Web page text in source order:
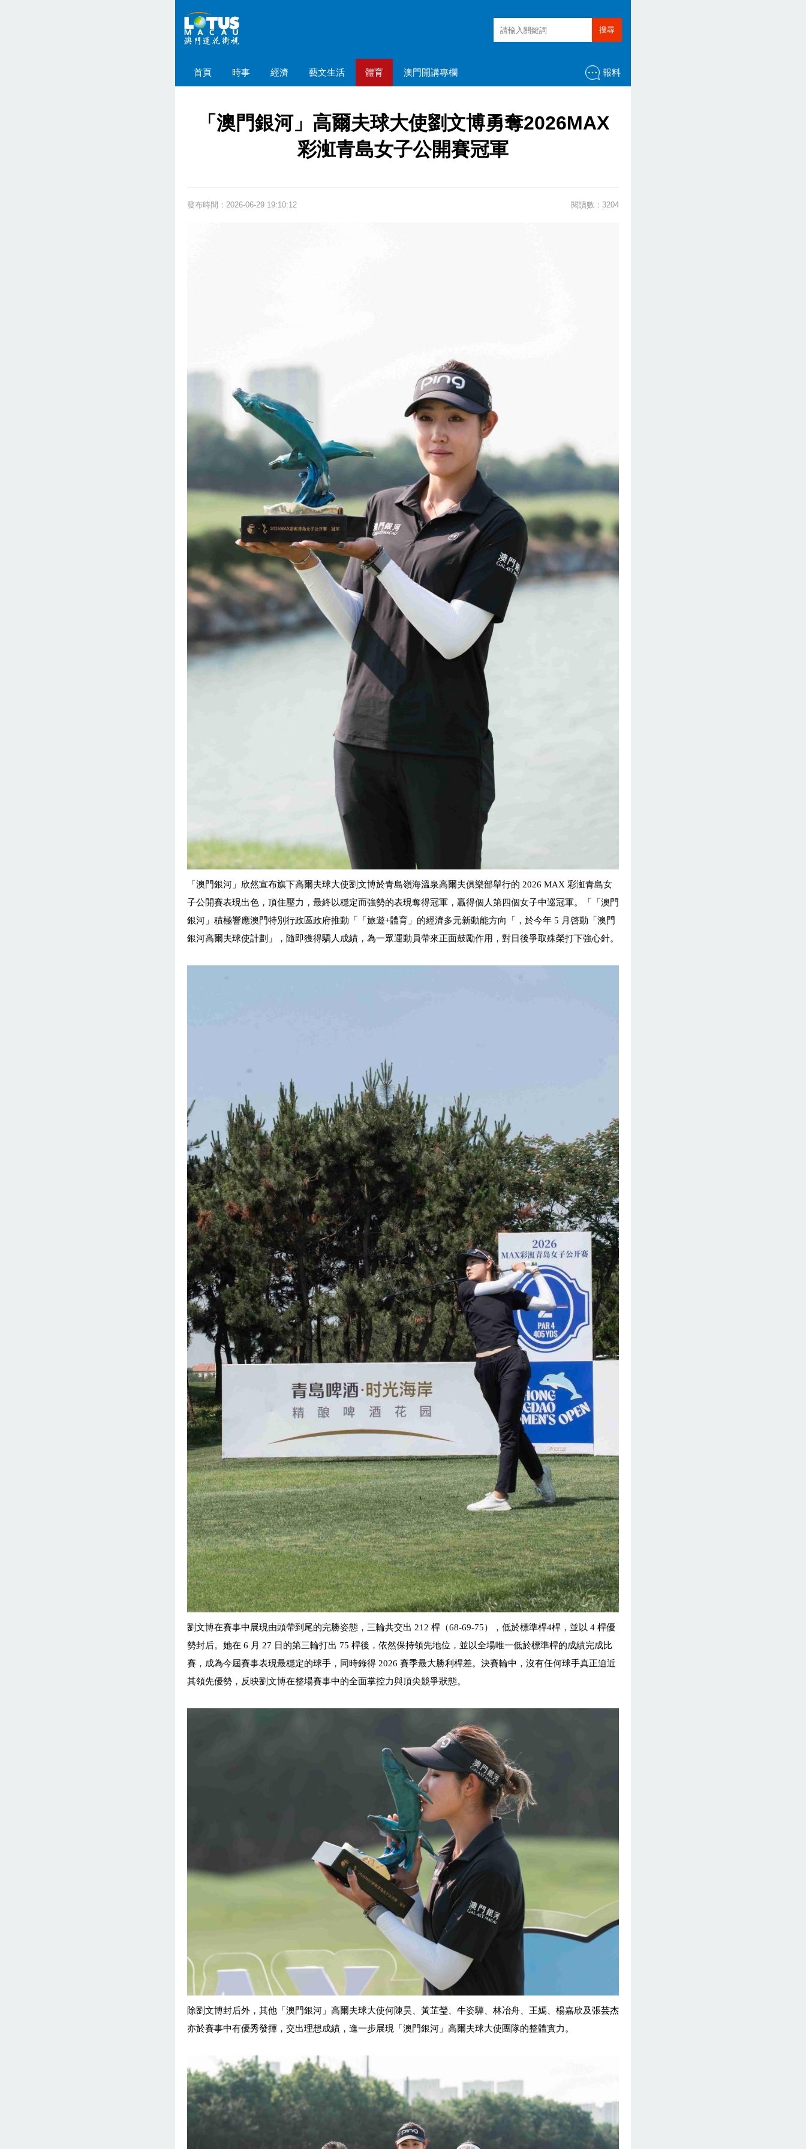
搜尋
首頁 時事 經濟 藝文生活 體育 澳門開講專欄 報料
「澳門銀河」高爾夫球大使劉文博勇奪2026MAX
彩渱青島女子公開賽冠軍
發布時間：2026-06-29 19:10:12 閱讀數：3204
「澳門銀河」欣然宣布旗下高爾夫球大使劉文博於青島嶺海溫泉高爾夫俱樂部舉行的 2026 MAX 彩渱青島女
子公開賽表現出色，頂住壓力，最終以穩定而強勢的表現奪得冠軍，贏得個人第四個女子中巡冠軍。「「澳門
銀河」積極響應澳門特別行政區政府推動「「旅遊+體育」的經濟多元新動能方向「，於今年 5 月啓動「澳門
銀河高爾夫球使計劃」，隨即獲得驕人成績，為一眾運動員帶來正面鼓勵作用，對日後爭取殊榮打下強心針。
劉文博在賽事中展現由頭帶到尾的完勝姿態，三輪共交出 212 桿（68-69-75），低於標準桿4桿，並以 4 桿優
勢封后。她在 6 月 27 日的第三輪打出 75 桿後，依然保持領先地位，並以全場唯一低於標準桿的成績完成比
賽，成為今屆賽事表現最穩定的球手，同時錄得 2026 賽季最大勝利桿差。決賽輪中，沒有任何球手真正迫近
其領先優勢，反映劉文博在整場賽事中的全面掌控力與頂尖競爭狀態。
除劉文博封后外，其他「澳門銀河」高爾夫球大使何陳昊、黃芷瑩、牛姿驊、林冶舟、王嫣、 楊嘉欣及張芸杰
亦於賽事中有優秀發揮，交出理想成績，進一步展現「澳門銀河」高爾夫球大使團隊的整體實力。